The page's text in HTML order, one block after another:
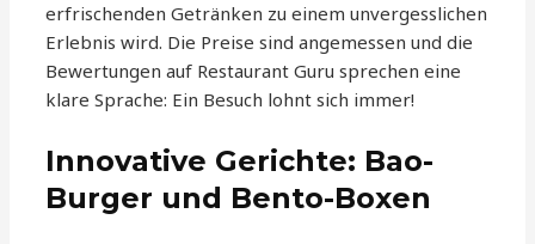
erfrischenden Getränken zu einem unvergesslichen
Erlebnis wird. Die Preise sind angemessen und die
Bewertungen auf Restaurant Guru sprechen eine
klare Sprache: Ein Besuch lohnt sich immer!
Innovative Gerichte: Bao-
Burger und Bento-Boxen